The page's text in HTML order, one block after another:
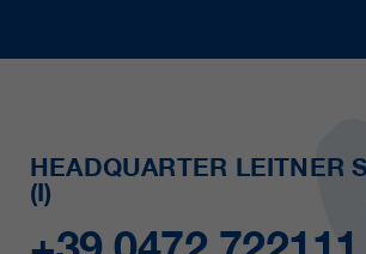
HEADQUARTER LEITNER
(I)